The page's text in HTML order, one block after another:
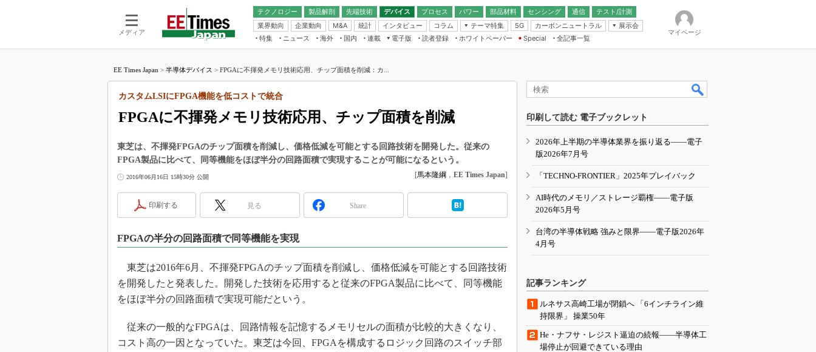
メディア
テクノロジー 製品解剖
先端技術
電池／エネルギー
デバイス
アナログ
マイコン
FPGA
プロセス パワー 部品材料 センシング
通信
無線
テスト/計測
業界動向
企業動向 M&A 統計 インタビュー コラム
テーマ特集
フィジカルAI
読者調査（EE Times Research）
電源設計（EDN Japan）
エレクトロニクス入門（EDN
5G カーボンニュートラル
展示会
IoT・エッジコンピューティング
EXPO
TECHNO-FRONTIER
人とくるま展
特集 ニュース 海外 国内
連載
福田昭のデバイス通信
湯之上隆のナノフォーカス
大山聡の業界スコープ
リタイア直前エンジニアの社会人大
学漂流記
踊るバズワード ～Behind the
Buzzword
で起こること
光伝送技術を知る
“異端児エンジニア”が仕掛けた社内
改革、執念の180日
イノベーションは日本を救うのか
JASA発IoT通信
電子版
電子ブックレット
読者登録 ホワイトペーパー
Special
全記事一覧
マイページ
EE Times Japan > 半導体デバイス > FPGAに不揮発メモリ技術応用、チップ面積を削減：カ...
FPGAに不揮発メモリ技術応用、チップ面積を削減
カスタムLSIにFPGA機能を低コストで統合
東芝は、不揮発FPGAのチップ面積を削減し、価格低減を可能とする回路技術を開発した。従来の
FPGA製品に比べて、同等機能をほぼ半分の回路面積で実現することが可能になるという。
2016年06月16日 15時30分 公開 [馬本隆綱 ， EE Times Japan]
印刷する 見る Share
FPGAの半分の回路面積で同等機能を実現
東芝は2016年6月、不揮発FPGAのチップ面積を削減し、価格低減を可能とする回路技術
を開発したと発表した。開発した技術を応用すると従来のFPGA製品に比べて、同等機能
をほぼ半分の回路面積で実現可能だという。
従来の一般的なFPGAは、回路情報を記憶するメモリセルの面積が比較的大きくなり、
コスト高の一因となっていた。東芝は今回、FPGAを構成するロジック回路のスイッチ部
印刷して読む 電子ブックレット
2026年上半期の半導体業界を振り返る――電子
版2026年7月号
「TECHNO-FRONTIER」2025年プレイバック
AI時代のメモリ／ストレージ覇権――電子版
2026年5月号
台湾の半導体戦略 強みと限界――電子版2026年
4月号
記事ランキング
ルネサス高崎工場が閉鎖へ 「6インチライン維
持限界」 操業50年
He・ナフサ・レジスト逼迫の続報――半導体工
場停止が回避できている理由